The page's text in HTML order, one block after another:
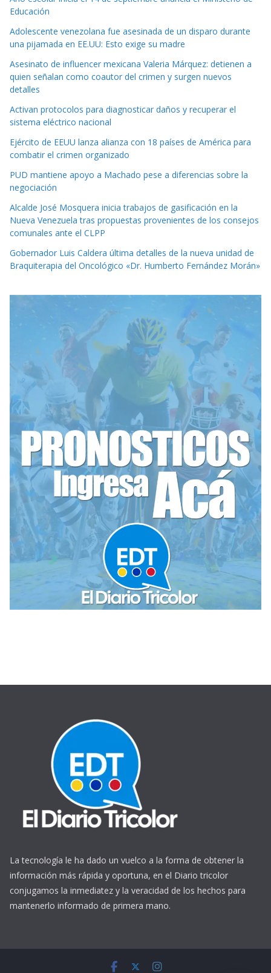
Educación
Adolescente venezolana fue asesinada de un disparo durante
una pijamada en EE.UU: Esto exige su madre
Asesinato de influencer mexicana Valeria Márquez: detienen a
quien señalan como coautor del crimen y surgen nuevos
detalles
Activan protocolos para diagnosticar daños y recuperar el
sistema eléctrico nacional
Ejército de EEUU lanza alianza con 18 países de América para
combatir el crimen organizado
PUD mantiene apoyo a Machado pese a diferencias sobre la
negociación
Alcalde José Mosquera inicia trabajos de gasificación en la
Nueva Venezuela tras propuestas provenientes de los consejos
comunales ante el CLPP
Gobernador Luis Caldera última detalles de la nueva unidad de
Braquiterapia del Oncológico «Dr. Humberto Fernández Morán»
La tecnología le ha dado un vuelco a la forma de obtener la
información más rápida y oportuna, en el Diario tricolor
conjugamos la inmediatez y la veracidad de los hechos para
mantenerlo informado de primera mano.